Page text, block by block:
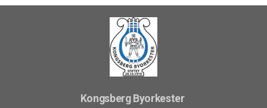
Kongsberg Byorkester